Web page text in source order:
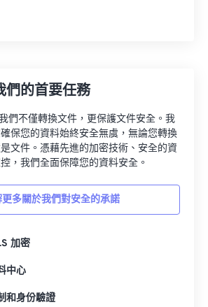
們的首要任務
們不僅轉換文件，更保護文件安全。我
保您的資料始終安全無虞，無論您轉換
文件。憑藉先進的加密技術、安全的資
，我們全面保障您的資料安全。
更多關於我們對安全的承諾
加密
中心
和身份驗證